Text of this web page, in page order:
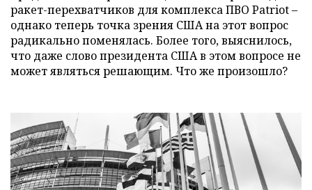
ракет-перехватчиков для комплекса ПВО Patriot –
однако теперь точка зрения США на этот вопрос
радикально поменялась. Более того, выяснилось,
что даже слово президента США в этом вопросе не
может являться решающим. Что же произошло?